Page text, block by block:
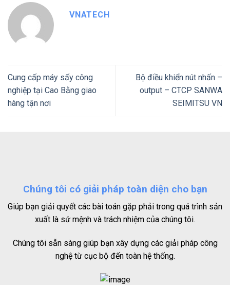
VNATECH
Cung cấp máy sấy công
nghiệp tại Cao Bằng giao
hàng tận nơi
Bộ điều khiển nút nhấn –
output – CTCP SANWA
SEIMITSU VN
Chúng tôi có giải pháp toàn diện cho bạn
Giúp bạn giải quyết các bài toán gặp phải trong quá trình sản
xuất là sứ mệnh và trách nhiệm của chúng tôi.
Chúng tôi sẵn sàng giúp bạn xây dựng các giải pháp công
nghệ từ cục bộ đến toàn hệ thống.